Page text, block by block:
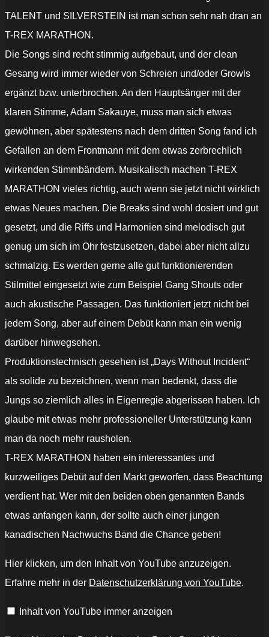
TALENT und SILVERSTEIN ist man schon sehr nah dran an
T-REX MARATHON.
Die Songs sind recht stimmig aufgebaut, und der clean
Gesang wird immer wieder von Schreien und/oder Growls
ergänzt bzw. unterbrochen. An den Hauptsänger mit der
klaren Stimme, Adam Sakauye, muss man sich etwas
gewöhnen, aber spätestens nach dem dritten Song fand ich
Gefallen an dem Frontmann mit dem etwas zerbrechlich
wirkenden Stimmbändern. Musikalisch machen T-REX
MARATHON vieles richtig, auch wenn sie jetzt nicht wirklich
etwas Neues machen. Die Breaks sind wohl dosiert und gut
gesetzt, und die Riffs und Harmonien sind melodisch gut
genug um sich im Ohr festzusetzen, dabei aber nicht allzu
schmalzig. Es werden gerne alle gut funktionierenden
Stilmittel eingesetzt wie zum Beispiel Gang Shouts oder
auch akustische Passagen. Das funktioniert jetzt nicht bei
jedem Song, aber auf einem Debüt kann man ein wenig
darüber hinwegsehen.
Produktionstechnisch gesehen ist „Days Without Incident“
als solide zu bezeichnen, wenn man bedenkt, dass die
Jungs so ziemlich alles in Eigenregie abgerissen haben. Ich
glaube mit etwas mehr professioneller Unterstützung kann
man da noch mehr rausholen.
T-REX MARATHON haben ein interessantes und
kurzweiliges Debüt auf den Markt geworfen, dass Beachtung
verdient hat. Wer mit den beiden oben genannten Bands
etwas anfangen kann, der sollte auch einer jungen
kanadischen Nachwuchs Band die Chance geben!
„T-
Rex
-
Music
Hier klicken, um den Inhalt von YouTube anzuzeigen.
Erfahre mehr in der Datenschutzerklärung von YouTube.
Inhalt von YouTube immer anzeigen